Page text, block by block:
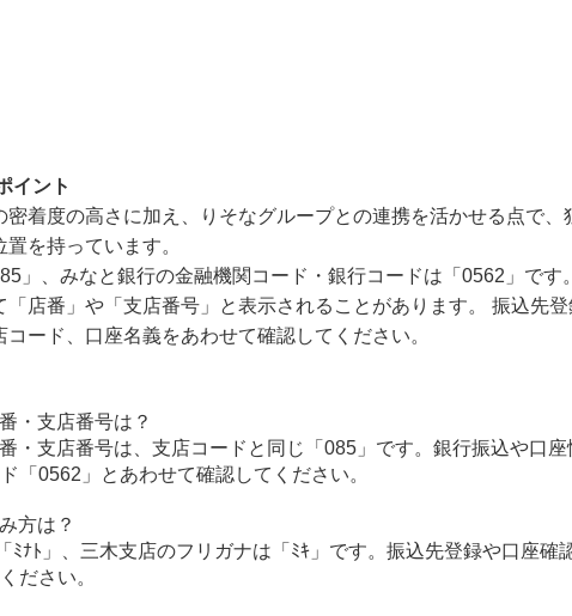
イント
着度の高さに加え、りそなグループとの連携を活かせる点で、
を持っています。
」、みなと銀行の金融機関コード・銀行コードは「0562」です
「店番」や「支店番号」と表示されることがあります。 振込先
ード、口座名義をあわせて確認してください。
・支店番号は？
・支店番号は、支店コードと同じ「085」です。銀行振込や口座
「0562」とあわせて確認してください。
方は？
ﾐﾅﾄ」、三木支店のフリガナは「ﾐｷ」です。振込先登録や口座確
ださい。